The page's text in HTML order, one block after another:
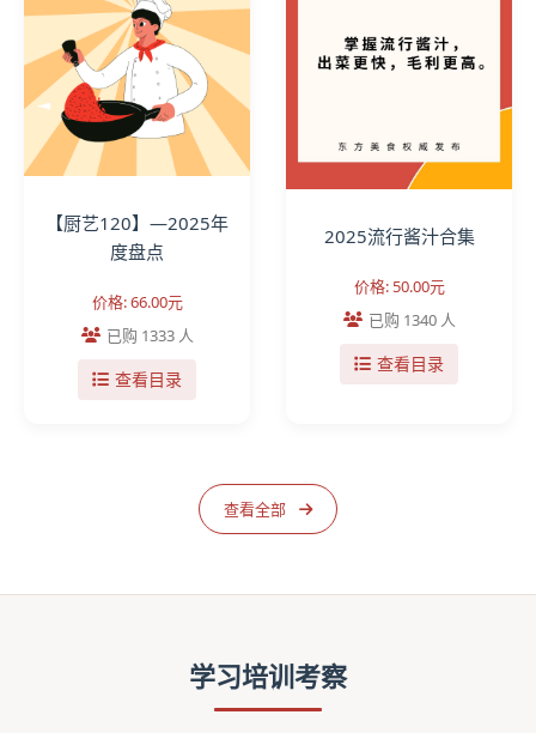
【厨艺120】—2025年
度盘点
价格: 66.00元
已购 1333 人
查看目录
2025流行酱汁合集
价格: 50.00元
已购 1340 人
查看目录
查看全部
学习培训考察